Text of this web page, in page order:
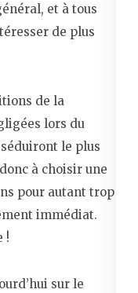
et à tous
de plus
de la
lors du
le plus
à choisir une
pour autant trop
immédiat.
!
sur le